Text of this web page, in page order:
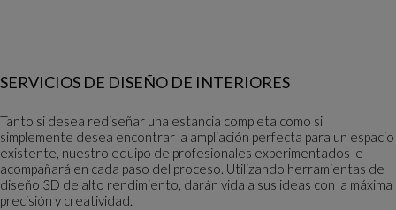
SERVICIOS DE DISEÑO DE INTERIORES
Tanto si desea rediseñar una estancia completa como si
simplemente desea encontrar la ampliación perfecta para un espacio
existente, nuestro equipo de profesionales experimentados le
acompañará en cada paso del proceso. Utilizando herramientas de
diseño 3D de alto rendimiento, darán vida a sus ideas con la máxima
precisión y creatividad.